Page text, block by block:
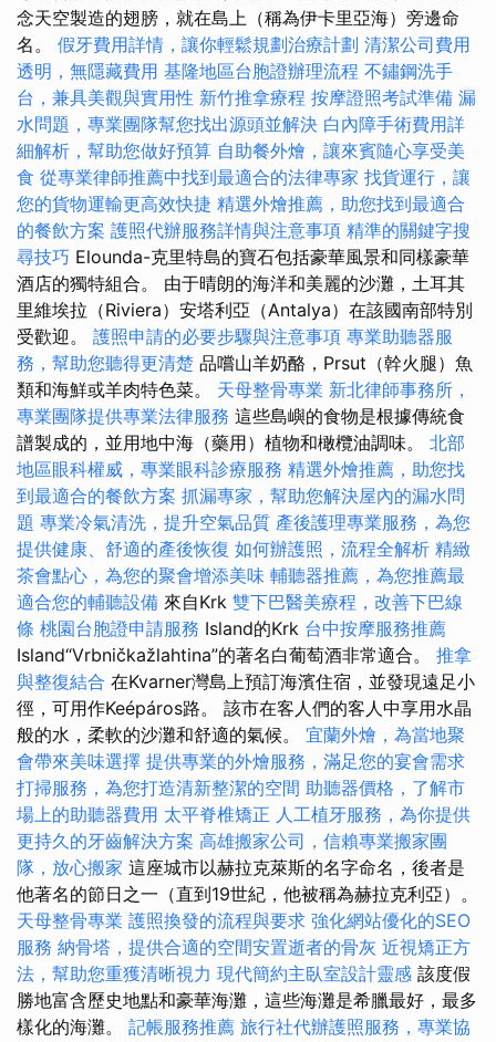
念天空製造的翅膀，就在島上（稱為伊卡里亞海）旁邊命
名。 假牙費用詳情，讓你輕鬆規劃治療計劃 清潔公司費用
透明，無隱藏費用 基隆地區台胞證辦理流程 不鏽鋼洗手
台，兼具美觀與實用性 新竹推拿療程 按摩證照考試準備 漏
水問題，專業團隊幫您找出源頭並解決 白內障手術費用詳
細解析，幫助您做好預算 自助餐外燴，讓來賓隨心享受美
食 從專業律師推薦中找到最適合的法律專家 找貨運行，讓
您的貨物運輸更高效快捷 精選外燴推薦，助您找到最適合
的餐飲方案 護照代辦服務詳情與注意事項 精準的關鍵字搜
尋技巧 Elounda-克里特島的寶石包括豪華風景和同樣豪華
酒店的獨特組合。 由于晴朗的海洋和美麗的沙灘，土耳其
里維埃拉（Riviera）安塔利亞（Antalya）在該國南部特別
受歡迎。 護照申請的必要步驟與注意事項 專業助聽器服
務，幫助您聽得更清楚 品嚐山羊奶酪，Prsut（幹火腿）魚
類和海鮮或羊肉特色菜。 天母整骨專業 新北律師事務所，
專業團隊提供專業法律服務 這些島嶼的食物是根據傳統食
譜製成的，並用地中海（藥用）植物和橄欖油調味。 北部
地區眼科權威，專業眼科診療服務 精選外燴推薦，助您找
到最適合的餐飲方案 抓漏專家，幫助您解決屋內的漏水問
題 專業冷氣清洗，提升空氣品質 產後護理專業服務，為您
提供健康、舒適的產後恢復 如何辦護照，流程全解析 精緻
茶會點心，為您的聚會增添美味 輔聽器推薦，為您推薦最
適合您的輔聽設備 來自Krk 雙下巴醫美療程，改善下巴線
條 桃園台胞證申請服務 Island的Krk 台中按摩服務推薦
Island“Vrbničkažlahtina”的著名白葡萄酒非常適合。 推拿
與整復結合 在Kvarner灣島上預訂海濱住宿，並發現遠足小
徑，可用作Keépáros路。 該市在客人們的客人中享用水晶
般的水，柔軟的沙灘和舒適的氣候。 宜蘭外燴，為當地聚
會帶來美味選擇 提供專業的外燴服務，滿足您的宴會需求
打掃服務，為您打造清新整潔的空間 助聽器價格，了解市
場上的助聽器費用 太平脊椎矯正 人工植牙服務，為你提供
更持久的牙齒解決方案 高雄搬家公司，信賴專業搬家團
隊，放心搬家 這座城市以赫拉克萊斯的名字命名，後者是
他著名的節日之一（直到19世紀，他被稱為赫拉克利亞）。
天母整骨專業 護照換發的流程與要求 強化網站優化的SEO
服務 納骨塔，提供合適的空間安置逝者的骨灰 近視矯正方
法，幫助您重獲清晰視力 現代簡約主臥室設計靈感 該度假
勝地富含歷史地點和豪華海灘，這些海灘是希臘最好，最多
樣化的海灘。 記帳服務推薦 旅行社代辦護照服務，專業協